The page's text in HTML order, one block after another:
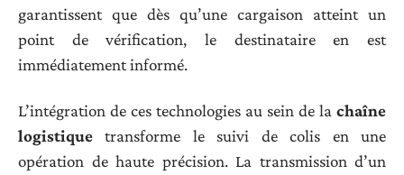
garantissent que dès qu’une cargaison atteint un
point de vérification, le destinataire en est
immédiatement informé.
L’intégration de ces technologies au sein de la chaîne
logistique transforme le suivi de colis en une
opération de haute précision. La transmission d’un